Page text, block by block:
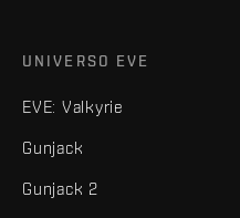
UNIVERSO EVE
EVE: Valkyrie
Gunjack
Gunjack 2